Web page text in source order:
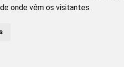
onde vêm os visitantes.
Puxe Negócios@2022 Incomedicura.